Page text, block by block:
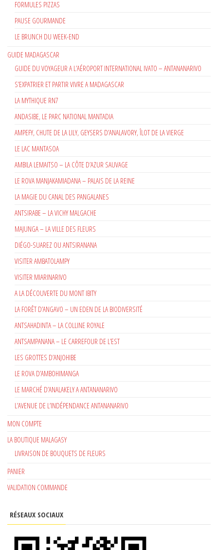
FORMULES PIZZAS
PAUSE GOURMANDE
LE BRUNCH DU WEEK-END
GUIDE MADAGASCAR
GUIDE DU VOYAGEUR A L’AÉROPORT INTERNATIONAL IVATO – ANTANANARIVO
S’EXPATRIER ET PARTIR VIVRE A MADAGASCAR
LA MYTHIQUE RN7
ANDASIBE, LE PARC NATIONAL MANTADIA
AMPEFY, CHUTE DE LA LILY, GEYSERS D’ANALAVORY, ÎLOT DE LA VIERGE
LE LAC MANTASOA
AMBILA LEMAITSO – LA CÔTE D’AZUR SAUVAGE
LE ROVA MANJAKAMIADANA – PALAIS DE LA REINE
LA MAGIE DU CANAL DES PANGALANES
ANTSIRABE – LA VICHY MALGACHE
MAJUNGA – LA VILLE DES FLEURS
DIÉGO-SUAREZ OU ANTSIRANANA
VISITER AMBATOLAMPY
VISITER MIARINARIVO
A LA DÉCOUVERTE DU MONT IBITY
LA FORÊT D’ANGAVO – UN EDEN DE LA BIODIVERSITÉ
ANTSAHADINTA – LA COLLINE ROYALE
ANTSAMPANANA – LE CARREFOUR DE L’EST
LES GROTTES D’ANJOHIBE
LE ROVA D’AMBOHIMANGA
LE MARCHÉ D’ANALAKELY A ANTANANARIVO
L’AVENUE DE L’INDÉPENDANCE ANTANANARIVO
MON COMPTE
LA BOUTIQUE MALAGASY
LIVRAISON DE BOUQUETS DE FLEURS
PANIER
VALIDATION COMMANDE
RÉSEAUX SOCIAUX